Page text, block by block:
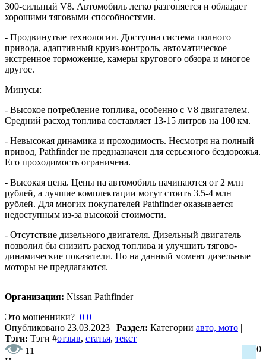
300-сильный V8. Автомобиль легко разгоняется и обладает
хорошими тяговыми способностями.
- Продвинутые технологии. Доступна система полного
привода, адаптивный круиз-контроль, автоматическое
экстренное торможение, камеры кругового обзора и многое
другое.
Минусы:
- Высокое потребление топлива, особенно с V8 двигателем.
Средний расход топлива составляет 13-15 литров на 100 км.
- Невысокая динамика и проходимость. Несмотря на полный
привод, Pathfinder не предназначен для серьезного бездорожья.
Его проходимость ограничена.
- Высокая цена. Цены на автомобиль начинаются от 2 млн
рублей, а лучшие комплектации могут стоить 3.5-4 млн
рублей. Для многих покупателей Pathfinder оказывается
недоступным из-за высокой стоимости.
- Отсутствие дизельного двигателя. Дизельный двигатель
позволил бы снизить расход топлива и улучшить тягово-
динамические показатели. Но на данный момент дизельные
моторы не предлагаются.
Организация: Nissan Pathfinder
Это мошенники? 0 0
Опубликовано 23.03.2023 | Раздел: Категории авто, мото |
Тэги: Тэги #отзыв, статья, текст |
11
0